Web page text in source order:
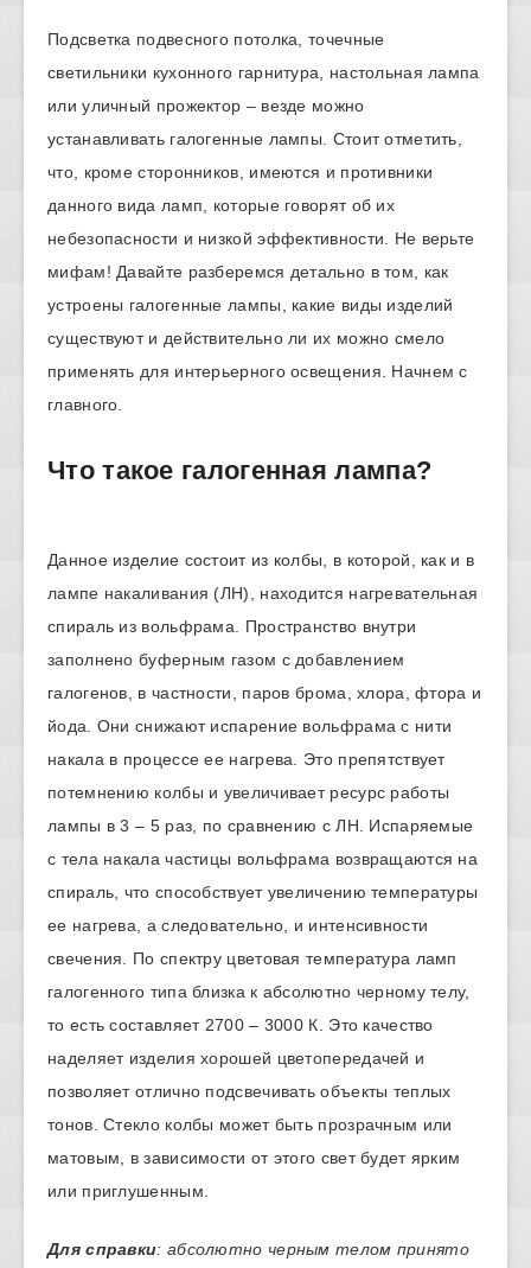
Подсветка подвесного потолка, точечные
светильники кухонного гарнитура, настольная лампа
или уличный прожектор – везде можно
устанавливать галогенные лампы. Стоит отметить,
что, кроме сторонников, имеются и противники
данного вида ламп, которые говорят об их
небезопасности и низкой эффективности. Не верьте
мифам! Давайте разберемся детально в том, как
устроены галогенные лампы, какие виды изделий
существуют и действительно ли их можно смело
применять для интерьерного освещения. Начнем с
главного.
Что такое галогенная лампа?
Данное изделие состоит из колбы, в которой, как и в
лампе накаливания (ЛН), находится нагревательная
спираль из вольфрама. Пространство внутри
заполнено буферным газом с добавлением
галогенов, в частности, паров брома, хлора, фтора и
йода. Они снижают испарение вольфрама с нити
накала в процессе ее нагрева. Это препятствует
потемнению колбы и увеличивает ресурс работы
лампы в 3 – 5 раз, по сравнению с ЛН. Испаряемые
с тела накала частицы вольфрама возвращаются на
спираль, что способствует увеличению температуры
ее нагрева, а следовательно, и интенсивности
свечения. По спектру цветовая температура ламп
галогенного типа близка к абсолютно черному телу,
то есть составляет 2700 – 3000 К. Это качество
наделяет изделия хорошей цветопередачей и
позволяет отлично подсвечивать объекты теплых
тонов. Стекло колбы может быть прозрачным или
матовым, в зависимости от этого свет будет ярким
или приглушенным.
Для справки: абсолютно черным телом принято